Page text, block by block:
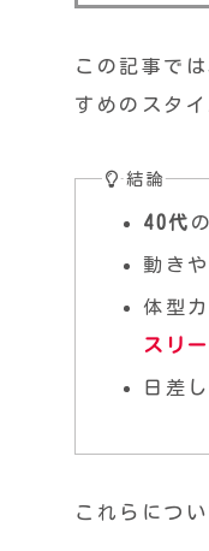
この記事で
すめのスタ
結論
40代 の
動き
体型
スリ
日差
これらにつ